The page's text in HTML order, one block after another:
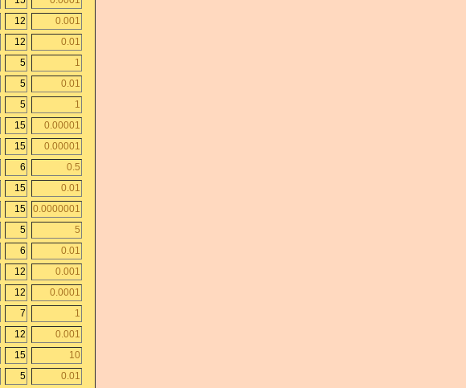
12
0.001
12
0.01
5
1
5
0.01
5
1
15
0.00001
15
0.00001
6
0.5
15
0.01
15
0.0000001
5
5
6
0.01
12
0.001
12
0.0001
7
1
12
0.001
15
10
5
0.01